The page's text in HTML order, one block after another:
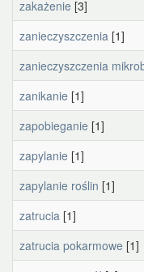
zakażenie [3]
zanieczyszczenia [1]
zanieczyszczenia
zanikanie [1]
zapobieganie [1]
zapylanie [1]
zapylanie roślin [1]
zatrucia [1]
zatrucia pokarmowe [1]